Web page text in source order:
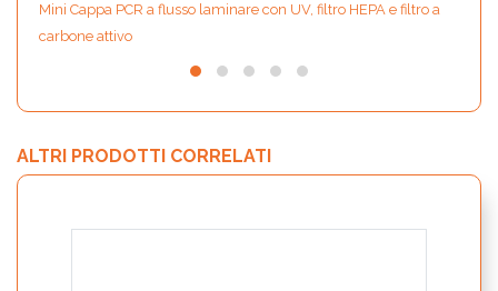
Mini Cappa PCR a flusso laminare con UV, filtro HEPA e filtro a
carbone attivo
ALTRI PRODOTTI CORRELATI